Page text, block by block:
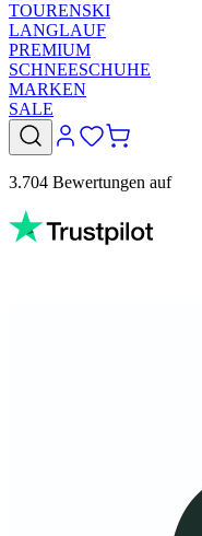
TOURENSKI
LANGLAUF
PREMIUM
SCHNEESCHUHE
MARKEN
SALE
3.704 Bewertungen auf